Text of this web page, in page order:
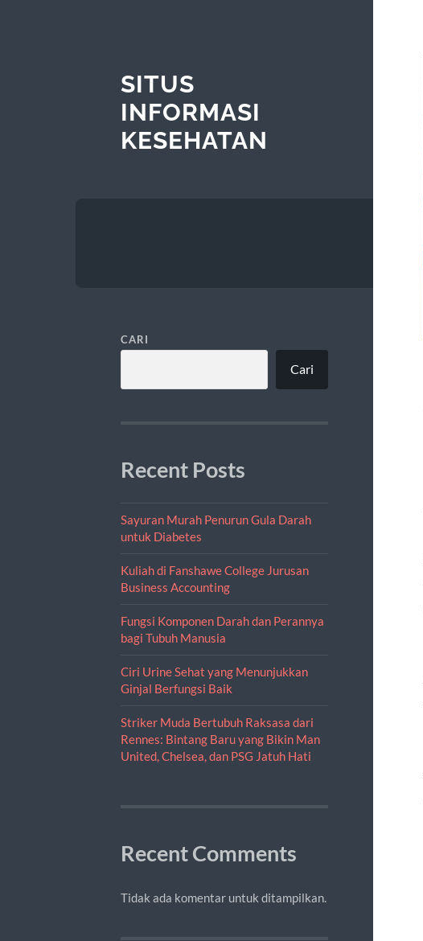
SITUS
INFORMASI
KESEHATAN
CARI
Cari
Recent Posts
Sayuran Murah Penurun Gula Darah
untuk Diabetes
Kuliah di Fanshawe College Jurusan
Business Accounting
Fungsi Komponen Darah dan Perannya
bagi Tubuh Manusia
Ciri Urine Sehat yang Menunjukkan
Ginjal Berfungsi Baik
Striker Muda Bertubuh Raksasa dari
Rennes: Bintang Baru yang Bikin Man
United, Chelsea, dan PSG Jatuh Hati
Recent Comments
Tidak ada komentar untuk ditampilkan.